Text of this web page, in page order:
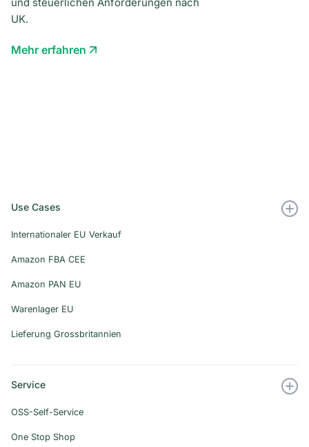
UK.
Mehr erfahren
Use Cases
Internationaler EU Verkauf
Amazon FBA CEE
Amazon PAN EU
Warenlager EU
Lieferung Grossbritannien
Service
OSS-Self-Service
One Stop Shop